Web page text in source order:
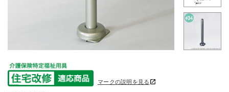
マークの説明を見る